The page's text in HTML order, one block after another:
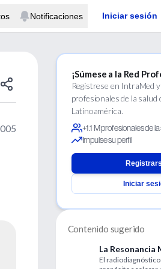
Notificaciones Iniciar sesión
¡Súmese a la Red
Regístrese en IntraMed
profesionales de la salud
Latinoamérica.
+1.1 M profesionales de
Impulse su perfil
Iniciar
Contenido sugerido
La Resonancia
en
El